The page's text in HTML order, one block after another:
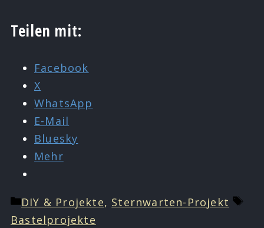
Teilen mit:
Facebook
X
WhatsApp
E-Mail
Bluesky
Mehr
Kategorien
DIY & Projekte, Sternwarten-Projekt
Bastelprojekte